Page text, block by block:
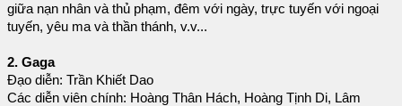
giữa nạn nhân và thủ phạm, đêm với ngày, trực tuyến với ngoại
tuyến, yêu ma và thần thánh, v.v...
2. Gaga
Đạo diễn: Trần Khiết Dao
Các diễn viên chính: Hoàng Thân Hách, Hoàng Tịnh Di, Lâm